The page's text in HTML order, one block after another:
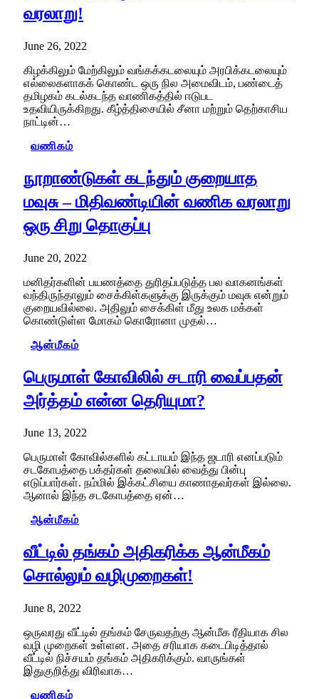
வரலாறு!
June 26, 2022
கிழக்கிலும் மேற்கிலும் வங்கக்கடலையும் அரபிக்கடலையும்
எல்லைகளாகக் கொண்ட ஒரு நில அமைவிடம், பண்டைத்
தமிழகம் கடல்கடந்த வாணிகத்தில் ஈடுபட
உதவியிருக்கிறது. கீழ்த்திசையில் சீனா மற்றும் தெற்காசிய
நாட்டின்…
வணிகம்
நூறாண்டுகள் கடந்தும் குறையாத
மவுசு – மிதிவண்டியின் வணிக வரலாறு
ஒரு சிறு தொகுப்பு
June 20, 2022
மனிதர்களின் பயணத்தை துரிதப்படுத்த பல வாகனங்கள்
வந்திருந்தாலும் சைக்கிள்களுக்கு இருக்கும் மவுசு என்றும்
குறையவில்லை. அதிலும் சைக்கிள் மீது உலக மக்கள்
கொண்டுள்ள மோகம் கொரோனா முதல்…
ஆன்மீகம்
பெருமாள் கோவிலில் சடாரி வைப்பதன்
அர்த்தம் என்ன தெரியுமா?
June 13, 2022
பெருமாள் கோவில்களில் கட்டாயம் இந்த ஜடாரி எனப்படும்
சடகோபத்தை பக்தர்கள் தலையில் வைத்து பின்பு
எடுப்பார்கள். நம்மில் இக்கட்சியை காணாதவர்கள் இல்லை.
ஆனால் இந்த சடகோபத்தை ஏன்…
ஆன்மீகம்
வீட்டில் தங்கம் அதிகரிக்க ஆன்மீகம்
சொல்லும் வழிமுறைகள்!
June 8, 2022
ஒருவரது வீட்டில் தங்கம் சேருவதற்கு ஆன்மீக ரீதியாக சில
வழி முறைகள் உள்ளன. அதை சரியாக கடைபிடித்தால்
வீட்டில் நிச்சயம் தங்கம் அதிகரிக்கும். வாருங்கள்
இதுகுறித்து விரிவாக…
வணிகம்